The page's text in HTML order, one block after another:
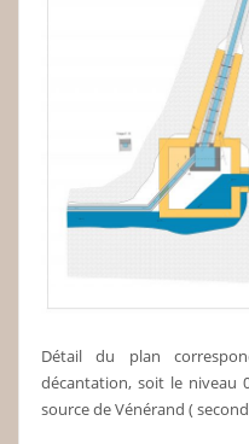
Détail du plan
décantation, soit le niveau
source de Vénérand (